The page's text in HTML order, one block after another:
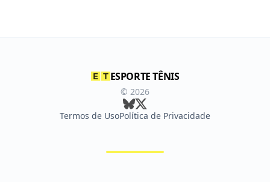
ESPORTE TÊNIS
© 2026
Termos de UsoPolítica de Privacidade